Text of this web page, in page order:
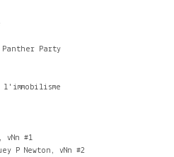
Panther Party
vNn #1
P Newton, vNn #2